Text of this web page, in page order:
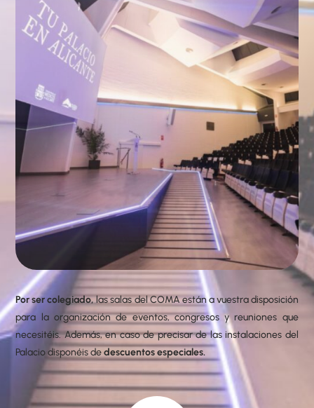
Por ser colegiado,las salas del COMA están a vuestra disposición
para la organización de eventos, congresos y reuniones que
necesitéis. Además, en caso de precisar de las instalaciones del
Palacio disponéis dedescuentos especiales.